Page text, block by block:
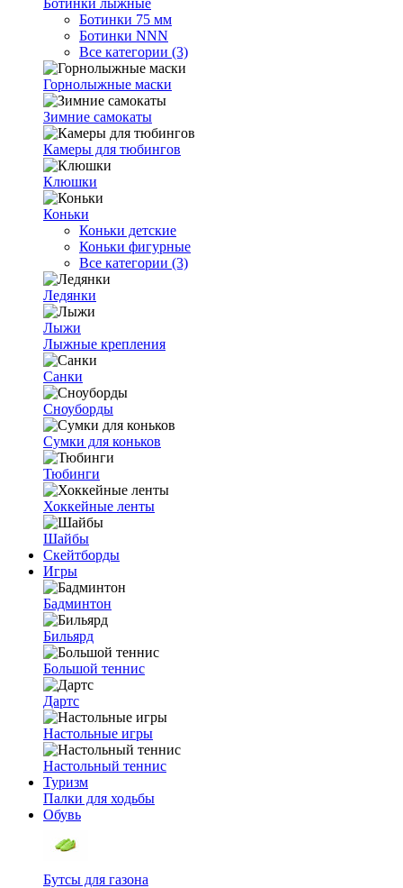
Ботинки лыжные
Ботинки 75 мм
Ботинки NNN
Все категории (3)
Горнолыжные маски
Зимние самокаты
Камеры для тюбингов
Клюшки
Коньки
Коньки детские
Коньки фигурные
Все категории (3)
Ледянки
Лыжи
Лыжные крепления
Санки
Сноуборды
Сумки для коньков
Тюбинги
Хоккейные ленты
Шайбы
Скейтборды
Игры
Бадминтон
Бильярд
Большой теннис
Дартс
Настольные игры
Настольный теннис
Туризм
Палки для ходьбы
Обувь
Бутсы для газона